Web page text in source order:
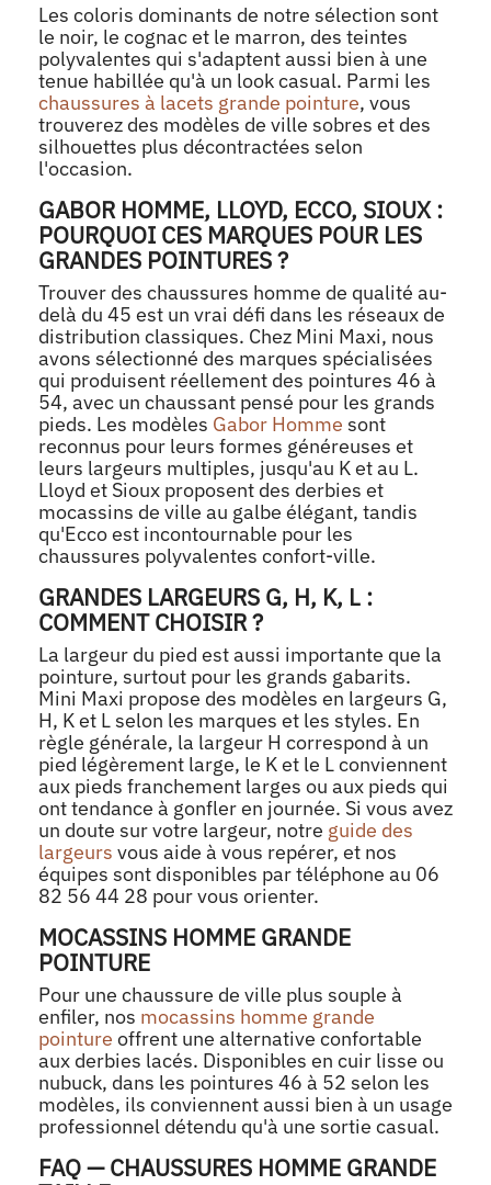
Les coloris dominants de notre sélection sont
le noir, le cognac et le marron, des teintes
polyvalentes qui s'adaptent aussi bien à une
tenue habillée qu'à un look casual. Parmi les
chaussures à lacets grande pointure, vous
trouverez des modèles de ville sobres et des
silhouettes plus décontractées selon
l'occasion.
GABOR HOMME, LLOYD, ECCO, SIOUX :
POURQUOI CES MARQUES POUR LES
GRANDES POINTURES ?
Trouver des chaussures homme de qualité au-
delà du 45 est un vrai défi dans les réseaux de
distribution classiques. Chez Mini Maxi, nous
avons sélectionné des marques spécialisées
qui produisent réellement des pointures 46 à
54, avec un chaussant pensé pour les grands
pieds. Les modèles Gabor Homme sont
reconnus pour leurs formes généreuses et
leurs largeurs multiples, jusqu'au K et au L.
Lloyd et Sioux proposent des derbies et
mocassins de ville au galbe élégant, tandis
qu'Ecco est incontournable pour les
chaussures polyvalentes confort-ville.
GRANDES LARGEURS G, H, K, L :
COMMENT CHOISIR ?
La largeur du pied est aussi importante que la
pointure, surtout pour les grands gabarits.
Mini Maxi propose des modèles en largeurs G,
H, K et L selon les marques et les styles. En
règle générale, la largeur H correspond à un
pied légèrement large, le K et le L conviennent
aux pieds franchement larges ou aux pieds qui
ont tendance à gonfler en journée. Si vous avez
un doute sur votre largeur, notre guide des
largeurs vous aide à vous repérer, et nos
équipes sont disponibles par téléphone au 06
82 56 44 28 pour vous orienter.
MOCASSINS HOMME GRANDE
POINTURE
Pour une chaussure de ville plus souple à
enfiler, nos mocassins homme grande
pointure offrent une alternative confortable
aux derbies lacés. Disponibles en cuir lisse ou
nubuck, dans les pointures 46 à 52 selon les
modèles, ils conviennent aussi bien à un usage
professionnel détendu qu'à une sortie casual.
FAQ — CHAUSSURES HOMME GRANDE